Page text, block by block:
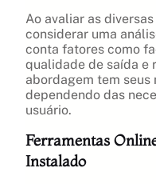
Ao avaliar as
considerar uma
conta fatores como
qualidade de saída e
abordagem tem
dependendo das
usuário.
Ferramentas
Instalado